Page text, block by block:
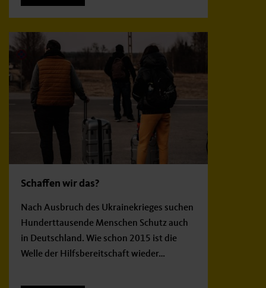
Schaffen wir das?
Nach Ausbruch des Ukrainekrieges suchen
Hunderttausende Menschen Schutz auch
in Deutschland. Wie schon 2015 ist die
Welle der Hilfsbereitschaft wieder…